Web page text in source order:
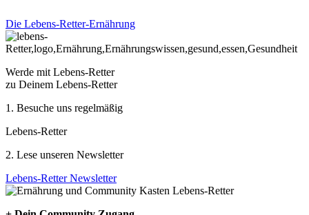
Die Lebens-Retter-Ernährung
Werde mit Lebens-Retter
zu Deinem Lebens-Retter
1. Besuche uns regelmäßig
Lebens-Retter
2. Lese unseren Newsletter
Lebens-Retter Newsletter